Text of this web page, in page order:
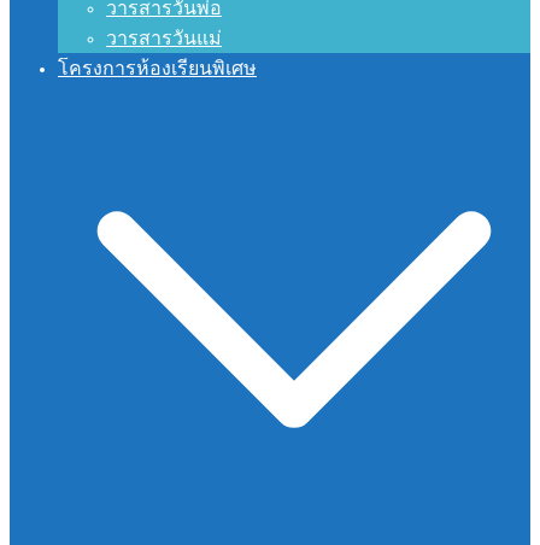
วารสารวันพ่อ
วารสารวันแม่
โครงการห้องเรียนพิเศษ